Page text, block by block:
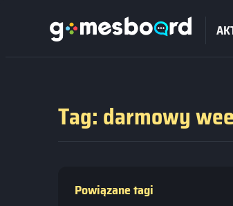
Tag: darmowy
Powiązane tagi